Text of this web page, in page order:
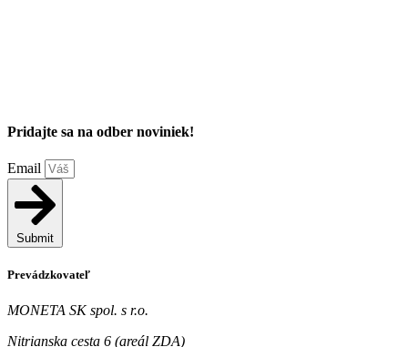
Pridajte sa na odber noviniek!
Email
Submit
Prevádzkovateľ
MONETA SK spol. s r.o.
Nitrianska cesta 6 (areál ZDA)